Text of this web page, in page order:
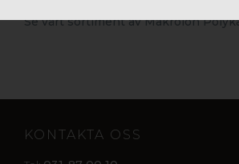
Se vårt sortiment av Makrolon
KONTAKTA OSS